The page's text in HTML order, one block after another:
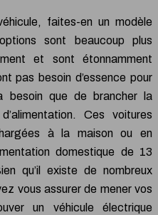
faites-en un modèle
sont beaucoup plus
et sont étonnamment
pas besoin d’essence pour
besoin que de brancher la
Ces voitures
à la maison ou en
domestique de 13
qu’il existe de nombreux
vous assurer de mener vos
un véhicule électrique